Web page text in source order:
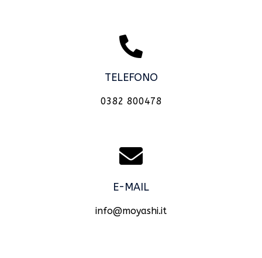
TELEFONO
0382 800478
E-MAIL
info@moyashi.it